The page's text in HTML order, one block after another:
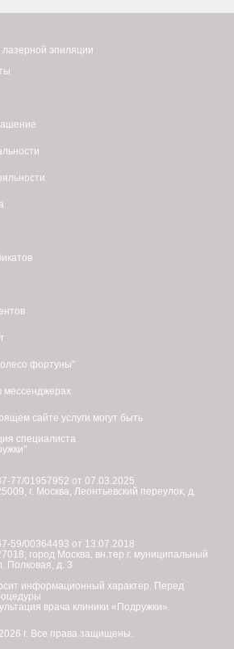
эпиляции
фортуны"
мессенджерах
сайте услуги могут быть
специалиста
77/01957952 от 07.03.2025
г. Москва, Леонтьевский переулок, д.
59/00364493 от 13.07.2018
город Москва, вн.тер.г. муниципальный
Полковая, д. 3
информационный характер. Перед
врача клиники «Подружки».
г. Все права защищены.